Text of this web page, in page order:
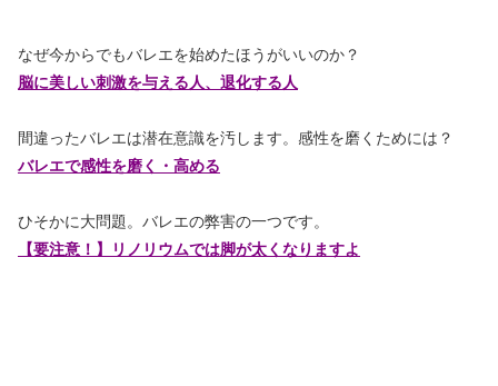
なぜ今からでもバレエを始めたほうがいいのか？
脳に美しい刺激を与える人、退化する人
間違ったバレエは潜在意識を汚します。感性を磨くためには？
バレエで感性を磨く・高める
ひそかに大問題。バレエの弊害の一つです。
【要注意！】リノリウムでは脚が太くなりますよ